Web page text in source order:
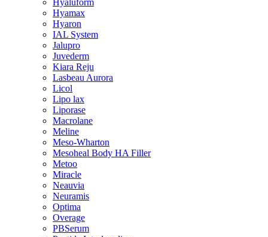
Hyaluform
Hyamax
Hyaron
IAL System
Jalupro
Juvederm
Kiara Reju
Lasbeau Aurora
Licol
Lipo lax
Liporase
Macrolane
Meline
Meso-Wharton
Mesoheal Body HA Filler
Metoo
Miracle
Neauvia
Neuramis
Optima
Overage
PBSerum